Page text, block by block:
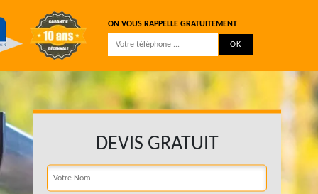
ON VOUS RAPPELLE GRATUITEMENT
DEVIS GRATUIT